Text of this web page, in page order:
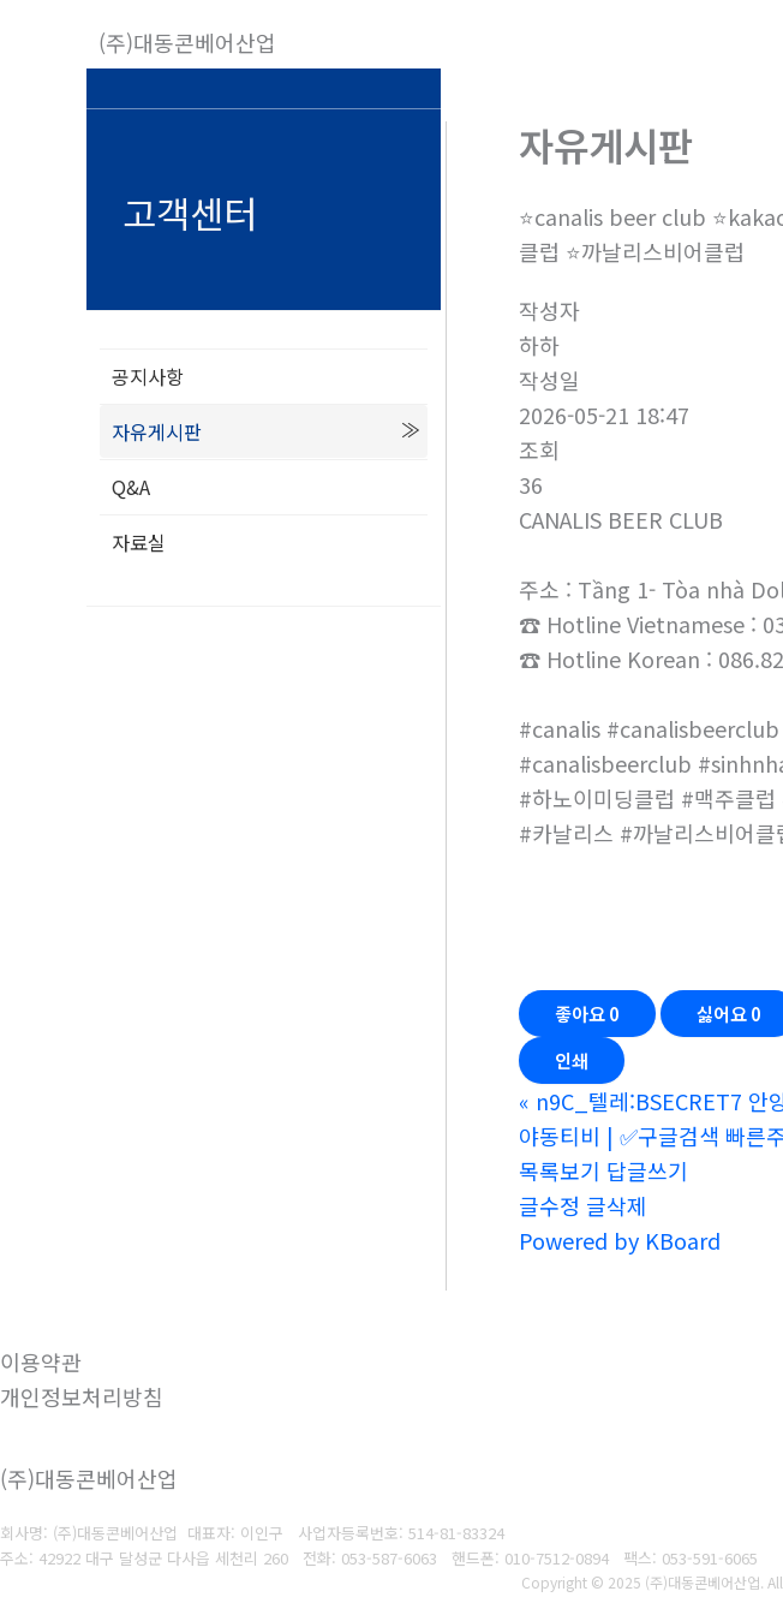
(주)대동콘베어산업
고객센터
공지사항
자유게시판
Q&A
자료실
자유게시판
⭐️canalis beer club
클럽 ⭐️까날리스비어클럽
작성자
하하
작성일
2026-05-21 18:47
조회
36
CANALIS BEER CLUB
주소 : Tầng 1- Tòa nhà
☎ Hotline Vietnamese :
☎ Hotline Korean :
#canalis
#canalisbeerclub
#하노이미딩클럽 #맥주클
#카날리스 #까날리스비어
좋아요0 싫어요0
인쇄
« n9C_텔레:BSECRET7 안
야동티비 | ✅구글검색 빠른
목록보기 답글쓰기
글수정 글삭제
Powered by KBoard
이용약관
개인정보처리방침
(주)대동콘베어산업
회사명: (주)대동콘베어산업 대표자: 이인구 사업자등록번호: 514-81-83324
주소: 42922 대구 달성군 다사읍 세천리 260 전화: 053-587-6063 핸드폰: 010-7512-0894 팩스: 053-591-6065
Copyright © 2025 (주)대동콘베어산업.